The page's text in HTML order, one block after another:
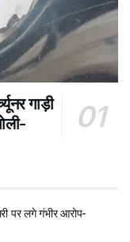
गाड़ी
पर लगे गंभीर आरोप-